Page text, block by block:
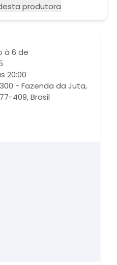
produtora
à 6 de
20:00
- Fazenda da Juta,
409, Brasil